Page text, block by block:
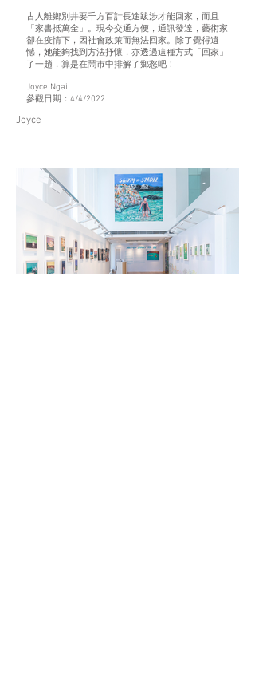
古人離鄉別井要千方百計長途跋涉才能回家，而且
「家書抵萬金」。現今交通方便，通訊發達，藝術家
卻在疫情下，因社會政策而無法回家。除了覺得遺
憾，她能夠找到方法抒懷，亦透過這種方式「回家」
了一趟，算是在鬧市中排解了鄉愁吧！
Joyce Ngai
參觀日期：4/4/2022
Joyce